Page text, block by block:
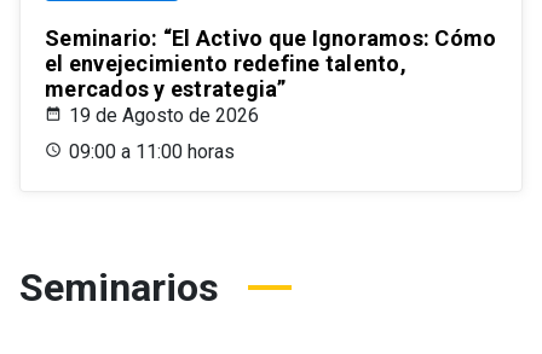
Seminario: “El Activo que Ignoramos: Cómo
el envejecimiento redefine talento,
mercados y estrategia”
19 de Agosto de 2026
09:00 a 11:00 horas
Seminarios